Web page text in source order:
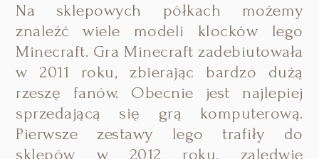
Na sklepowych półkach możemy
znaleźć wiele modeli klocków lego
Minecraft. Gra Minecraft zadebiutowała
w 2011 roku, zbierając bardzo dużą
rzeszę fanów. Obecnie jest najlepiej
sprzedającą się grą komputerową.
Pierwsze zestawy lego trafiły do
sklepów w 2012 roku, zaledwie